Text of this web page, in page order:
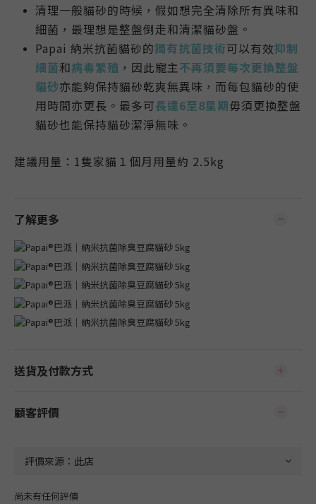
清理一般貓砂的時候，假如想完全清除所有異味和
細菌，最理想是整盤倒走和清潔貓砂盤。
Papai 納米抗菌貓砂的獨有抗菌技術可以有效抑制
細菌和病毒繁殖 ，因此寵主不再須要每次更換整盤
貓砂亦能夠保持貓砂乾爽無異味，而每包貓砂的使
用時間亦更長。最多可長達6至8星期毋須更換整盤
貓砂也能保持貓砂潔淨無味 。
建議用量：1隻家貓１個月用量約 2.5kg
了解更多
送貨及付款方式
顧客評價
尚未有任何評價